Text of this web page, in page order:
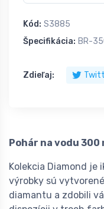
Kód: S3885
Špecifikácia: BR-
Zdieľaj:
Pohár na vodu 300
Kolekcia Diamond
výrobky sú
diamantu a zdobili